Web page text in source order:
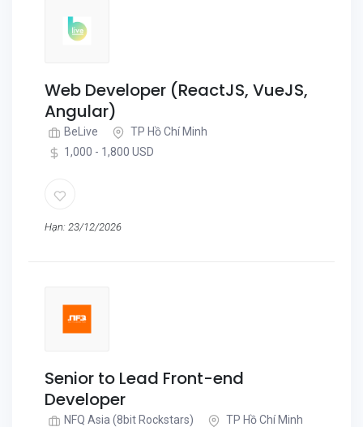
Web Developer (ReactJS, VueJS,
Angular)
BeLive
TP Hồ Chí Minh
1,000 - 1,800 USD
Hạn: 23/12/2026
Senior to Lead Front-end
Developer
NFQ Asia (8bit Rockstars)
TP Hồ Chí Minh